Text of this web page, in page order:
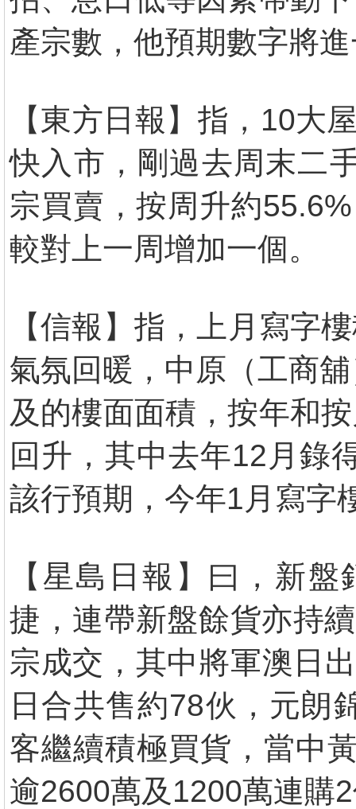
產宗數，他預期數字將
【東方日報】指，10大
快入市，剛過去周末二
宗買賣，按周升約
較對上一周增加一個。
【信報】指，上月寫字
氣氛回暖，中原（工商
及的樓面面積，按年和
回升，其中去年12月錄
該行預期，今年1月寫字
【星島日報】曰，新
捷，連帶新盤餘貨亦持
宗成交，其中將軍澳日
日合共售約78伙，元朗
客繼續積極買貨，當中
逾2600萬及1200萬連購